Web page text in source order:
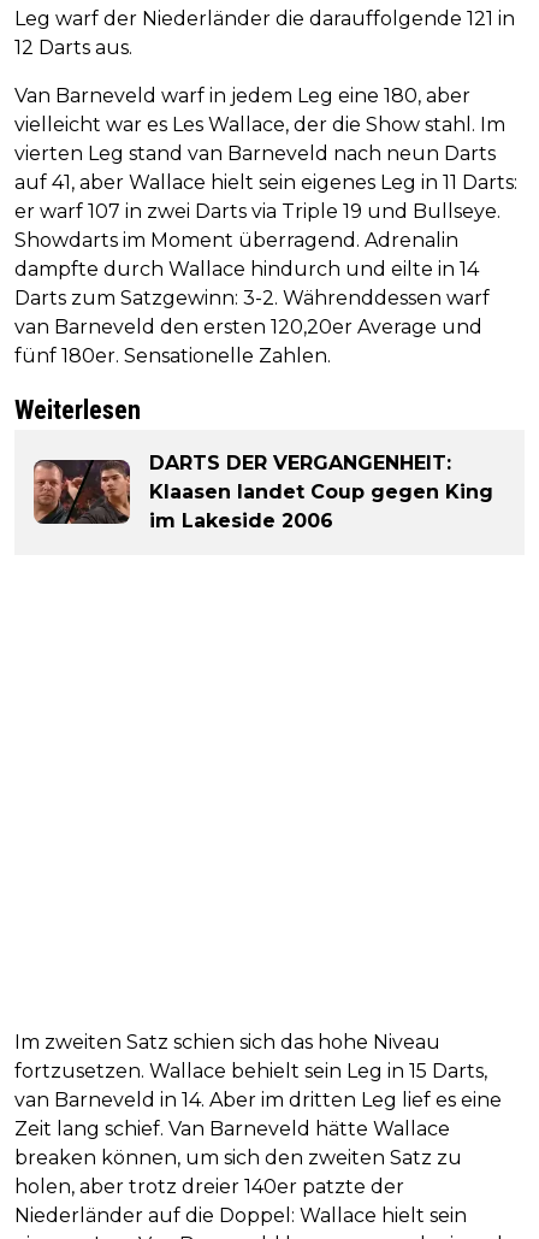
Leg warf der Niederländer die darauffolgende 121 in
12 Darts aus.
Van Barneveld warf in jedem Leg eine 180, aber
vielleicht war es Les Wallace, der die Show stahl. Im
vierten Leg stand van Barneveld nach neun Darts
auf 41, aber Wallace hielt sein eigenes Leg in 11 Darts:
er warf 107 in zwei Darts via Triple 19 und Bullseye.
Showdarts im Moment überragend. Adrenalin
dampfte durch Wallace hindurch und eilte in 14
Darts zum Satzgewinn: 3-2. Währenddessen warf
van Barneveld den ersten 120,20er Average und
fünf 180er. Sensationelle Zahlen.
Weiterlesen
DARTS DER VERGANGENHEIT:
Klaasen landet Coup gegen King
im Lakeside 2006
Im zweiten Satz schien sich das hohe Niveau
fortzusetzen. Wallace behielt sein Leg in 15 Darts,
van Barneveld in 14. Aber im dritten Leg lief es eine
Zeit lang schief. Van Barneveld hätte Wallace
breaken können, um sich den zweiten Satz zu
holen, aber trotz dreier 140er patzte der
Niederländer auf die Doppel: Wallace hielt sein